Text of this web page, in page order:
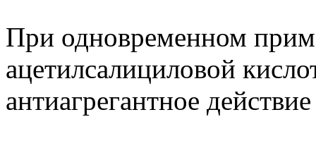
При одновременном
ацетилсалициловой
антиагрегантное